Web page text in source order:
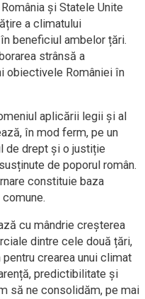
și Statele Unite
a climatului
beneficiul ambelor țări.
strânsă a
obiectivele României în
aplicării legii și al
în mod ferm, pe un
de drept și o justiție
de poporul român.
constituie baza
cu mândrie creșterea
dintre cele două țări,
crearea unui climat
predictibilitate și
să ne consolidăm, pe mai